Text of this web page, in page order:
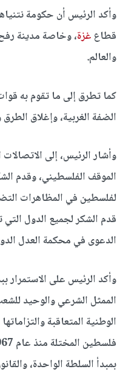
وأكد الرئيس أن حكومة
قطاع غزة، وخاصة مدينة
والعالم.
كما تطرق إلى ما تقوم به
الضفة الغربية، وإغلاق
الموقف الفلسطيني، وقدم
لفلسطين في المظاهرات
قدم الشكر لجميع الدول
الدعوى في محكمة العدل
وأكد الرئيس على الاستمرار
الممثل الشرعي والوحيد
الوطنية المتعاقبة
بمبدأ السلطة الواحدة،